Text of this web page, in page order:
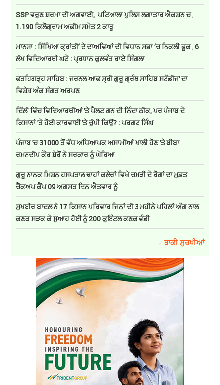
SSP ਵਰੁਣ ਸ਼ਰਮਾ ਦੀ ਅਗਵਾਈ, ਪਟਿਆਲਾ ਪੁਲਿਸ ਲਗਾਤਾਰ ਐਕਸ਼ਨ ਚ ,
1.190 ਕਿਲੋਗ੍ਰਾਮ ਅਫ਼ੀਮ ਸਮੇਤ 2 ਕਾਬੂ
ਮਾਨਸਾ : ਸਿੱਖਿਆ ਕ੍ਰਾਂਤੀ’ ਦੇ ਦਾਅਵਿਆਂ ਦੀ ਵਿਧਾਨ ਸਭਾ ’ਚ ਨਿਕਲੀ ਫੂਕ , 6
ਲੱਖ ਵਿਦਿਆਰਥੀ ਘਟੇ : ਪ੍ਰਧਾਨ ਕੁਲਵੰਤ ਰਾਏ ਸਿੰਗਲਾ
ਫਤਹਿਗੜ੍ਹ ਸਾਹਿਬ : ਜਰਨਲ ਆਫ ਸ੍ਰੀ ਗੁਰੂ ਗ੍ਰੰਥ ਸਾਹਿਬ ਸਟੱਡੀਜ' ਦਾ
ਵਿਸ਼ੇਸ਼ ਅੰਕ ਸੰਗਤ ਅਰਪਣ
ਦਿੱਲੀ ਵਿੱਚ ਵਿਦਿਆਰਥੀਆਂ 'ਤੇ ਪੈਲਟ ਗਨ ਦੀ ਨਿੰਦਾ ਠੀਕ, ਪਰ ਪੰਜਾਬ ਦੇ
ਕਿਸਾਨਾਂ 'ਤੇ ਹੋਈ ਕਾਰਵਾਈ 'ਤੇ ਚੁੱਪੀ ਕਿਉਂ? : ਪਰਗਟ ਸਿੰਘ
ਪੰਜਾਬ 'ਚ 31000 ਤੋਂ ਵੱਧ ਅਧਿਆਪਕ ਅਸਾਮੀਆਂ ਖਾਲੀ ਹੋਣ 'ਤੇ ਬੀਬਾ
ਰਮਨਦੀਪ ਕੌਰ ਸ਼ੇਰੋਂ ਨੇ ਸਰਕਾਰ ਨੂੰ ਘੇਰਿਆ
ਗੁਰੂ ਨਾਨਕ ਮਿਸ਼ਨ ਹਸਪਤਾਲ ਢਾਹਾਂ ਕਲੇਰਾਂ ਵਿਖੇ ਚਮੜੀ ਦੇ ਰੋਗਾਂ ਦਾ ਮੁਫ਼ਤ
ਚੈੱਕਅਪ ਕੈਂਪ 09 ਅਗਸਤ ਦਿਨ ਐਤਵਾਰ ਨੂੰ
ਸੁਖਬੀਰ ਬਾਦਲ ਨੇ 17 ਕਿਸਾਨ ਪਰਿਵਾਰ ਜਿਨਾਂ ਦੀ 3 ਮਹੀਨੇ ਪਹਿਲਾਂ ਅੱਗ ਨਾਲ
ਕਣਕ ਸੜਕ ਕੇ ਸੁਆਹ ਹੋਈ ਨੂੰ 200 ਕੁਇੰਟਲ ਕਣਕ ਵੰਡੀ
→ ਬਾਕੀ ਸੁਰਖੀਆਂ